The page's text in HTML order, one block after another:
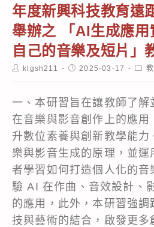
年度新興科技教育遠
舉辦之 「AI生成應
自己的音樂及短片」
Postklgsh211
Post2025-03-17
Post
一、本研習旨在讓教師了
在音樂與影音創作上的應用
升數位素養與創新教學能
樂與影音生成的原理，並
者學習如何打造個人化的音
驗 AI 在作曲、音效設計、
的應用，此外，本研習強
技與藝術的結合，啟發更多